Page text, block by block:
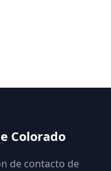
Colorado
de contacto de